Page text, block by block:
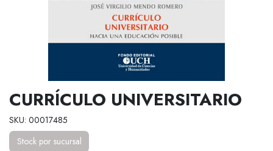
CURRÍCULO UNIVERSITARIO
SKU: 00017485
Stock por sucursal